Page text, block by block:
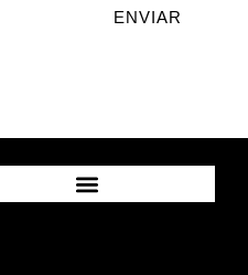
ENVIAR